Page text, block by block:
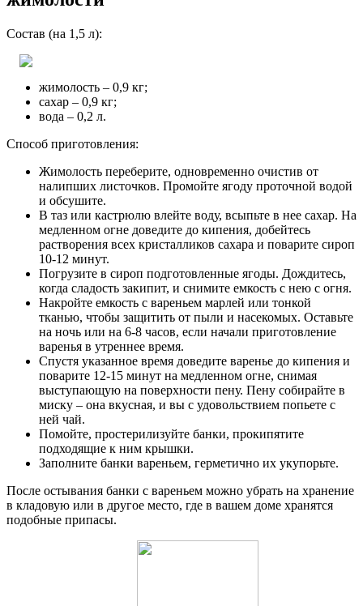
Состав (на 1,5 л):
жимолость – 0,9 кг;
сахар – 0,9 кг;
вода – 0,2 л.
Способ приготовления:
Жимолость переберите, одновременно очистив от
налипших листочков. Промойте ягоду проточной водой
и обсушите.
В таз или кастрюлю влейте воду, всыпьте в нее сахар. На
медленном огне доведите до кипения, добейтесь
растворения всех кристалликов сахара и поварите сироп
10-12 минут.
Погрузите в сироп подготовленные ягоды. Дождитесь,
когда сладость закипит, и снимите емкость с нею с огня.
Накройте емкость с вареньем марлей или тонкой
тканью, чтобы защитить от пыли и насекомых. Оставьте
на ночь или на 6-8 часов, если начали приготовление
варенья в утреннее время.
Спустя указанное время доведите варенье до кипения и
поварите 12-15 минут на медленном огне, снимая
выступающую на поверхности пену. Пену собирайте в
миску – она вкусная, и вы с удовольствием попьете с
ней чай.
Помойте, простерилизуйте банки, прокипятите
подходящие к ним крышки.
Заполните банки вареньем, герметично их укупорьте.
После остывания банки с вареньем можно убрать на хранение
в кладовую или в другое место, где в вашем доме хранятся
подобные припасы.